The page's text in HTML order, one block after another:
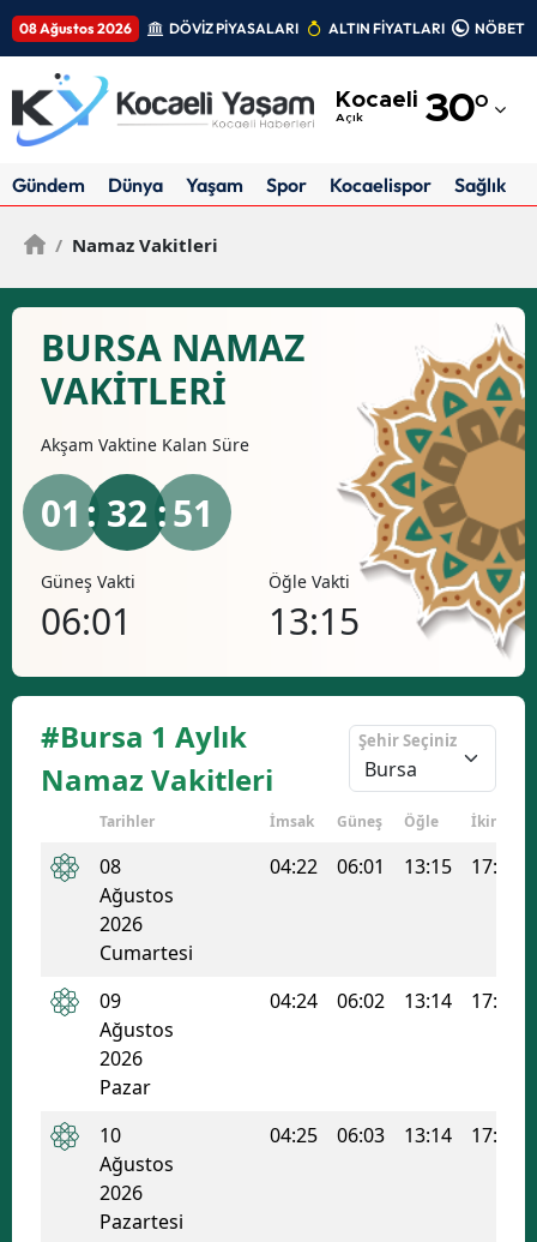
08 Ağustos 2026 DÖVİZ PİYASALARI ALTIN FİYATLARI
Kocaeli
Açık 30°
Adıyaman
Antalya
Artvin
Aydın
Balıkesir
Bilecik
Burdur
Çanakkale
Denizli
Gündem Dünya Yaşam Spor Kocaelispor Sağlık
/ Namaz Vakitleri
BURSA NAMAZ
VAKİTLERİ
Akşam Vaktine Kalan Süre
01 : 32 :50
Öğle Vakti
13:15
İkindi Vakti
17:05
#Bursa 1 Aylık
Namaz Vakitleri
Şehir Seçiniz
Tarihler İmsak Güneş Öğle İkindi
08
Ağustos
2026
Cumartesi
04:22 06:01 13:15 17:05
09
Ağustos
2026
Pazar
04:24 06:02 13:14 17:05
10
Ağustos
2026
Pazartesi
04:25 06:03 13:14 17:04